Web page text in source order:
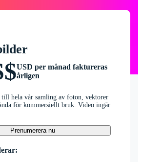
USD per månad faktureras
årligen
hela vår samling av foton, vektorer
för kommersiellt bruk. Video ingår
Prenumerera nu